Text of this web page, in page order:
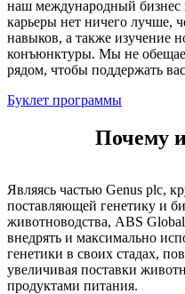
наш международный бизнес
карьеры нет ничего лучше,
навыков, а также изучение
конъюнктуры. Мы не
рядом, чтобы поддержать
Буклет программы
Почему
Являясь частью Genus plc,
поставляющей генетику и
животноводства, ABS
внедрять и максимально
генетики в своих стадах,
увеличивая поставки
продуктами питания.